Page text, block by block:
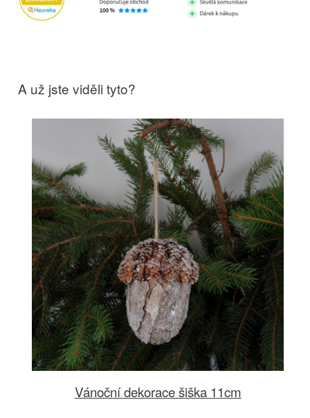
A už jste viděli tyto?
Vánoční dekorace šiška 11cm